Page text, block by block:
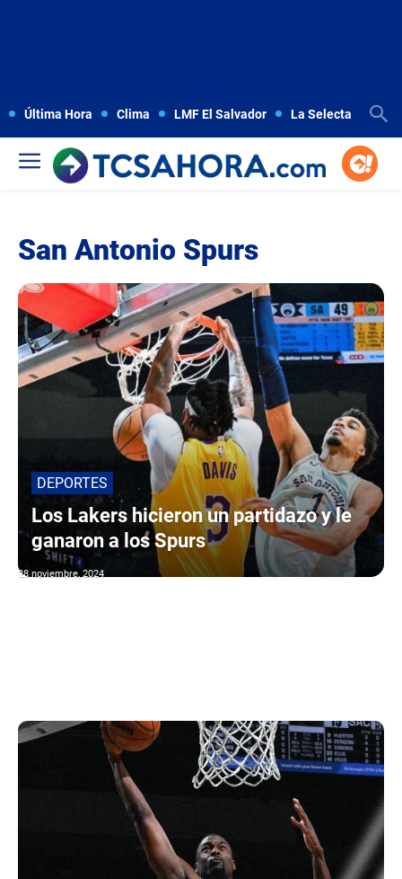
Última Hora Clima LMF El Salvador La Selecta
San Antonio Spurs
DEPORTES
Los Lakers hicieron un partidazo y le
ganaron a los Spurs
28 noviembre, 2024